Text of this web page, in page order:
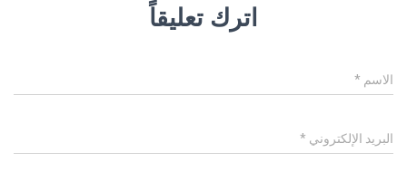
اترك تعليقاً
الاسم *
البريد الإلكتروني *